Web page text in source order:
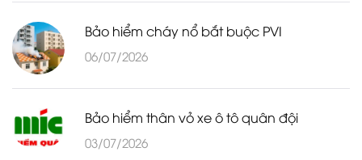
Bảo hiểm cháy nổ bắt buộc PVI
06/07/2026
Bảo hiểm thân vỏ xe ô tô quân đội
03/07/2026